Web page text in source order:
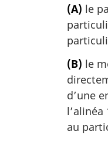
(A) le
(B) le
d’une
au